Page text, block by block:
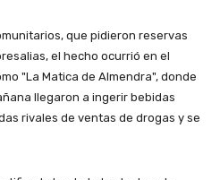
que pidieron reservas
el hecho ocurrió en el
"La Matica de Almendra", donde
llegaron a ingerir bebidas
rivales de ventas de drogas y se